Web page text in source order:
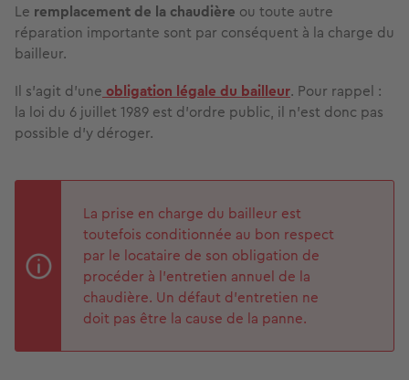
Le remplacement de la chaudière ou toute autre
réparation importante sont par conséquent à la charge du
bailleur.
Il s’agit d’une obligation légale du bailleur. Pour rappel :
la loi du 6 juillet 1989 est d’ordre public, il n’est donc pas
possible d’y déroger.
La prise en charge du bailleur est
toutefois conditionnée au bon respect
par le locataire de son obligation de
procéder à l’entretien annuel de la
chaudière. Un défaut d’entretien ne
doit pas être la cause de la panne.